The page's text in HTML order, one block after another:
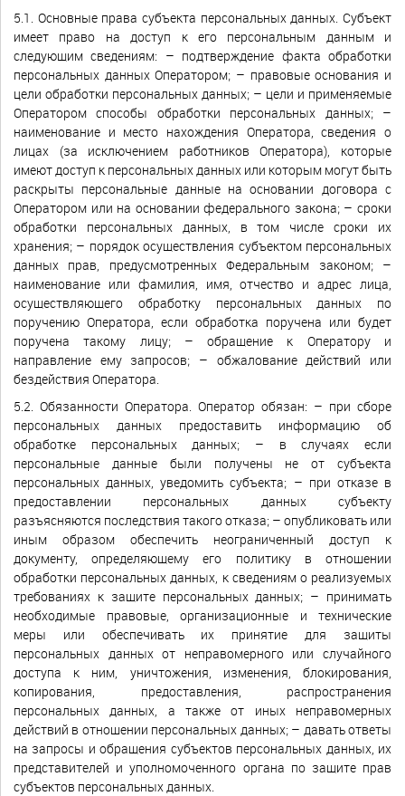
5.1. Основные права субъекта персональных данных. Субъект
имеет право на доступ к его персональным данным и
следующим сведениям: – подтверждение факта обработки
персональных данных Оператором; – правовые основания и
цели обработки персональных данных; – цели и применяемые
Оператором способы обработки персональных данных; –
наименование и место нахождения Оператора, сведения о
лицах (за исключением работников Оператора), которые
имеют доступ к персональных данных или которым могут быть
раскрыты персональные данные на основании договора с
Оператором или на основании федерального закона; – сроки
обработки персональных данных, в том числе сроки их
хранения; – порядок осуществления субъектом персональных
данных прав, предусмотренных Федеральным законом; –
наименование или фамилия, имя, отчество и адрес лица,
осуществляющего обработку персональных данных по
поручению Оператора, если обработка поручена или будет
поручена такому лицу; – обращение к Оператору и
направление ему запросов; – обжалование действий или
бездействия Оператора.
5.2. Обязанности Оператора. Оператор обязан: – при сборе
персональных данных предоставить информацию об
обработке персональных данных; – в случаях если
персональные данные были получены не от субъекта
персональных данных, уведомить субъекта; – при отказе в
предоставлении персональных данных субъекту
разъясняются последствия такого отказа; – опубликовать или
иным образом обеспечить неограниченный доступ к
документу, определяющему его политику в отношении
обработки персональных данных, к сведениям о реализуемых
требованиях к защите персональных данных; – принимать
необходимые правовые, организационные и технические
меры или обеспечивать их принятие для защиты
персональных данных от неправомерного или случайного
доступа к ним, уничтожения, изменения, блокирования,
копирования, предоставления, распространения
персональных данных, а также от иных неправомерных
действий в отношении персональных данных; – давать ответы
на запросы и обращения субъектов персональных данных, их
представителей и уполномоченного органа по защите прав
субъектов персональных данных.